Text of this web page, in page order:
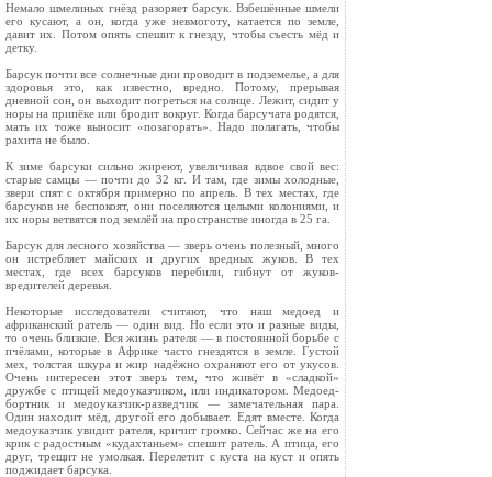
Немало шмелиных гнёзд разоряет барсук. Взбешённые шмели
его кусают, а он, когда уже невмоготу, катается по земле,
давит их. Потом опять спешит к гнезду, чтобы съесть мёд и
детку.
Барсук почти все солнечные дни проводит в подземелье, а для
здоровья это, как известно, вредно. Потому, прерывая
дневной сон, он выходит погреться на солнце. Лежит, сидит у
норы на припёке или бродит вокруг. Когда барсучата родятся,
мать их тоже выносит «позагорать». Надо пола­гать, чтобы
рахита не было.
К зиме барсуки сильно жиреют, увеличивая вдвое свой вес:
старые самцы — почти до 32 кг. И там, где зимы хо­лодные,
звери спят с октября примерно по апрель. В тех местах, где
барсуков не беспокоят, они поселяются целыми колониями, и
их норы ветвятся под землёй на пространст­ве иногда в 25 га.
Барсук для лесного хозяйства — зверь очень полезный, много
он истребляет майских и других вредных жуков. В тех
местах, где всех барсуков перебили, гибнут от жуков-
вредителей деревья.
Некоторые исследователи считают, что наш медоед и
африканский ратель — один вид. Но если это и разные виды,
то очень близкие. Вся жизнь рателя — в постоянной борьбе с
пчёлами, которые в Африке часто гнездятся в земле. Гус­той
мех, толстая шкура и жир надёжно охраняют его от укусов.
Очень интересен этот зверь тем, что живёт в «сладкой»
дружбе с птицей медоуказчиком, или индикато­ром. Медоед-
бортник и медоуказчик-разведчик — замеча­тельная пара.
Один находит мёд, другой его добывает. Едят вместе. Когда
медоуказчик увидит рателя, кричит громко. Сейчас же на его
крик с радостным «кудахтаньем» спешит ратель. А птица, его
друг, трещит не умолкая. Перелетит с куста на куст и опять
поджидает барсука.